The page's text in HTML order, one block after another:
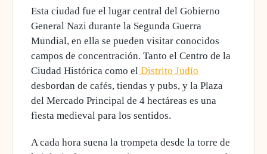
Esta ciudad fue el lugar central del Gobierno
General Nazi durante la Segunda Guerra
Mundial, en ella se puedenvisitar conocidos
campos de concentración. Tanto el Centro de la
Ciudad Histórica como el Distrito Judío
desbordan de cafés, tiendas y pubs, y la Plaza
del Mercado Principal de 4 hectáreas es una
fiesta medieval para los sentidos.
A cada hora suena la trompeta desdela torre de